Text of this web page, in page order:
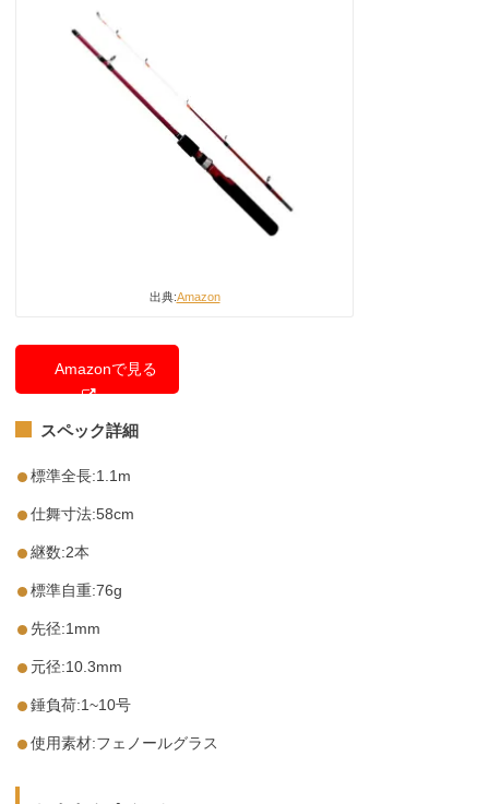
出典:Amazon
Amazonで見る
スペック詳細
標準全長:1.1m
仕舞寸法:58cm
継数:2本
標準自重:76g
先径:1mm
元径:10.3mm
錘負荷:1~10号
使用素材:フェノールグラス